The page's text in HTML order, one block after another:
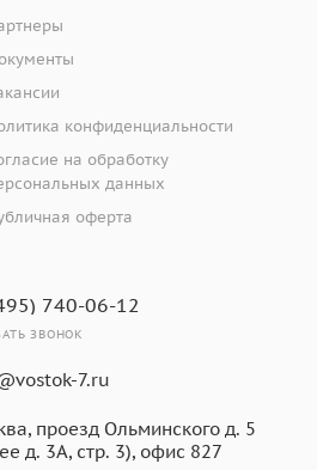
конфиденциальности
на обработку
данных
оферта
740-06-12
ЗВОНОК
7.ru
проезд Ольминского д. 5
д. 3А, стр. 3), офис 827